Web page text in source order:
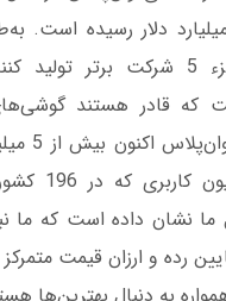
رقم 1.5 میلیارد دلار رسیده
وان‌پلاس جزء 5 شرکت برتر
آماده
دارد. 5
ما نشان داده است که ما
رده و ارزان قیمت